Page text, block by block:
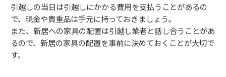
引越しの当日は引越しにかかる費用を支払うことがあるの
で、現金や貴重品は手元に持っておきましょう。
また、新居への家具の配置は引越し業者と話し合うことがあ
るので、新居の家具の配置を事前に決めておくことが大切で
す。